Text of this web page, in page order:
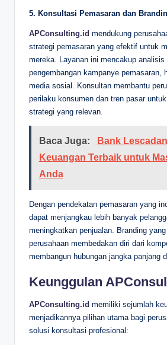
5. Konsultasi Pemasaran dan
APConsulting.id mendukung
strategi pemasaran yang efektif untuk
mereka. Layanan ini mencakup analisis
pengembangan kampanye pemasaran,
media sosial. Konsultan membantu
perilaku konsumen dan tren pasar
strategi yang relevan.
Baca Juga:
Bank
Keuangan Terbaik untuk
Anda
Dengan pendekatan pemasaran yang
dapat menjangkau lebih banyak
meningkatkan penjualan. Branding
perusahaan membedakan diri dari
membangun hubungan jangka panjang
Keunggulan
APConsulting.id memiliki sejumlah
menjadikannya pilihan utama bagi
solusi konsultasi profesional: